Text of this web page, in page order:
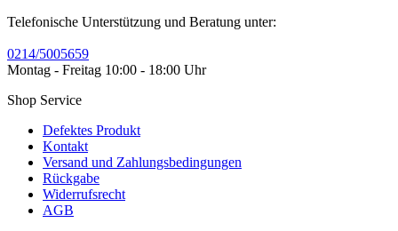
Telefonische Unterstützung und Beratung unter:
0214/5005659
Montag - Freitag 10:00 - 18:00 Uhr
Shop Service
Defektes Produkt
Kontakt
Versand und Zahlungsbedingungen
Rückgabe
Widerrufsrecht
AGB